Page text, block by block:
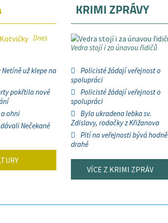
Dnes
už klepe na
pokřtila nové
ohni
Nečekané
KRIMI ZPRÁVY
Vedra stojí i za únavou řidičů
Policisté žádají veřejnost o
spolupráci
Policisté žádají veřejnost o
spolupráci
Byla ukradena lebka sv.
Zdislavy, rodačky z Křižanova
Pití na veřejnosti bývá hodně
drahé
VÍCE Z KRIMI ZPRÁV